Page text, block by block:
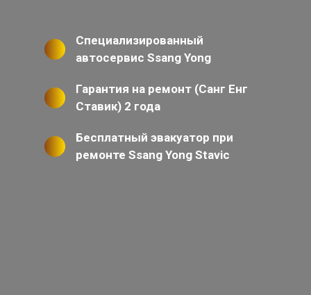
Специализированный
автосервис Ssang Yong
Гарантия на ремонт (Санг Енг
Ставик) 2 года
Бесплатный эвакуатор при
ремонте Ssang Yong Stavic